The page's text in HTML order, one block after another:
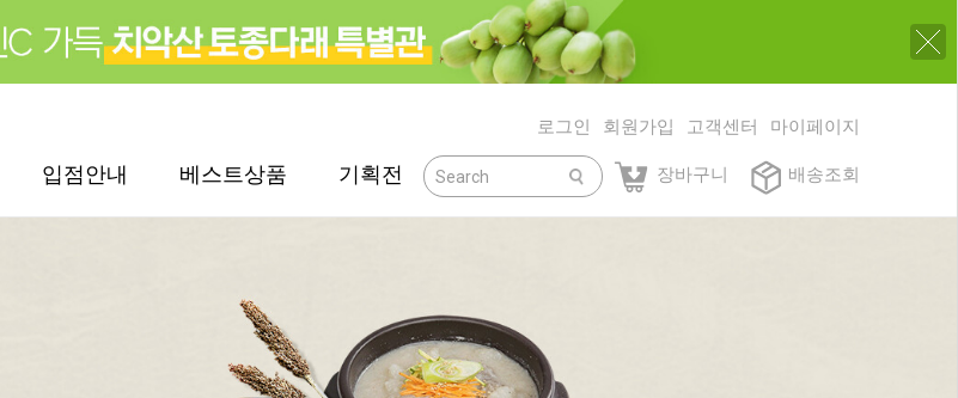
로그인 회원가입 고객센터 마이페이지
장바구니 배송조회
닫기
입점안내 베스트상품 기획전